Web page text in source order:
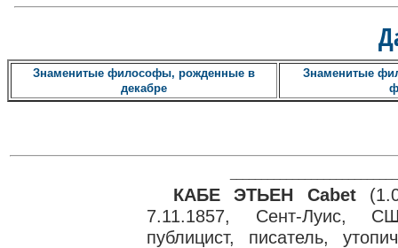
Знаменитые философы, рожденные в
декабре
Знаменитые
КАБЕ ЭТЬЕН Cabet
7.11.1857, Сент-Луис,
публицист, писатель,